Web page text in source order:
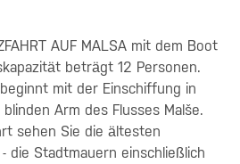
AUF MALSA mit dem Boot
beträgt 12 Personen.
mit der Einschiffung in
Arm des Flusses Malše.
sehen Sie die ältesten
die Stadtmauern einschließlich